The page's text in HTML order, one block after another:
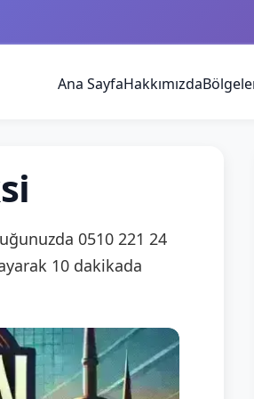
Ana SayfaHakkımızda
0510 221 24
10 dakikada